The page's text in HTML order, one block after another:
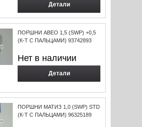
Детали
ПОРШНИ АВЕО 1,5 (SWP) +0,5
(К-Т С ПАЛЬЦАМИ) 93742893
Нет в наличии
Детали
ПОРШНИ МАТИЗ 1,0 (SWP) STD
(К-Т С ПАЛЬЦАМИ) 96325189